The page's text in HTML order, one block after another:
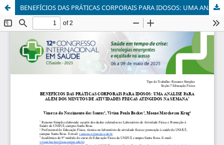
BENEFÍCIOS DAS PRÁTICAS CORPORAIS PARA IDOSOS: UMA ANÁLISE PARA ALÉM DOS MINUTOS DE ATIVIDADES FÍSICAS ATINGIDOS NA SEMANA